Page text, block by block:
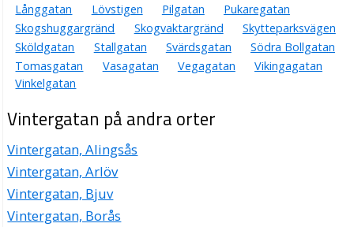
Långgatan
Lövstigen Pilgatan
Pukaregatan
Skogshuggargränd
Skogvaktargränd
Skytteparksvägen
Sköldgatan
Stallgatan Svärdsgatan
Södra Bollgatan
Tomasgatan
Vasagatan Vegagatan
Vikingagatan
Vinkelgatan
Vintergatan på andra orter
Vintergatan, Alingsås
Vintergatan, Arlöv
Vintergatan, Bjuv
Vintergatan, Borås